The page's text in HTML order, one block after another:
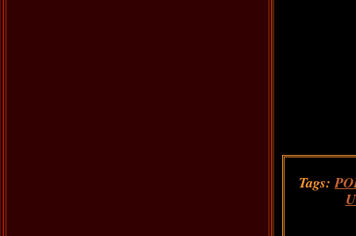
Tags: